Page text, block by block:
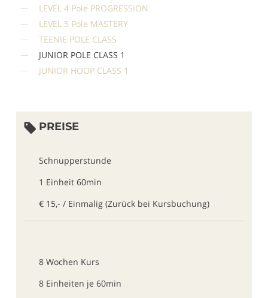
LEVEL 4 Pole PROGRESSION
LEVEL 5 Pole MASTERY
TEENIE POLE CLASS
JUNIOR POLE CLASS 1
JUNIOR HOOP CLASS 1
PREISE
Schnupperstunde
1 Einheit 60min
€ 15,- / Einmalig (Zurück bei Kursbuchung)
8 Wochen Kurs
8 Einheiten je 60min